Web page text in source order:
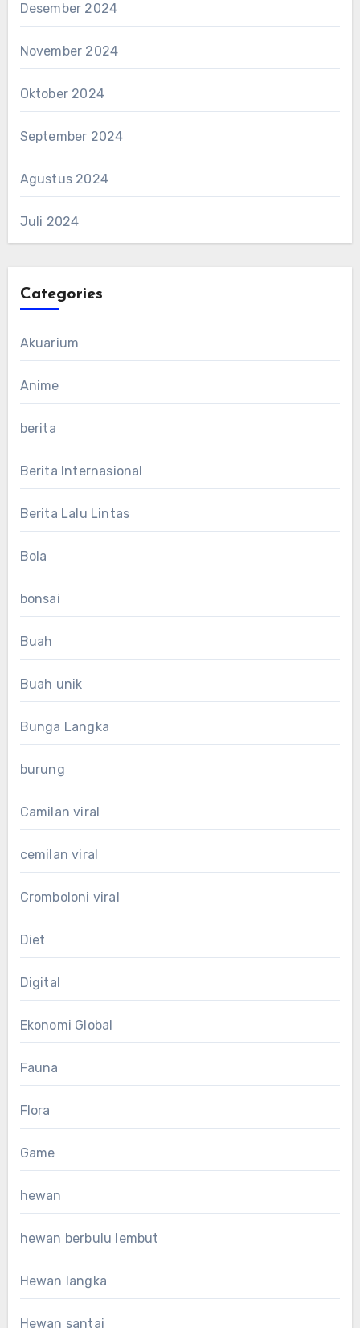
Desember 2024
November 2024
Oktober 2024
September 2024
Agustus 2024
Juli 2024
Categories
Akuarium
Anime
berita
Berita Internasional
Berita Lalu Lintas
Bola
bonsai
Buah
Buah unik
Bunga Langka
burung
Camilan viral
cemilan viral
Cromboloni viral
Diet
Digital
Ekonomi Global
Fauna
Flora
Game
hewan
hewan berbulu lembut
Hewan langka
Hewan santai